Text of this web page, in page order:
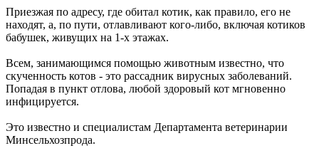
Приезжая по адресу, где обитал котик, как правило, его не
находят, а, по пути, отлавливают кого-либо, включая котиков
бабушек, живущих на 1-х этажах.
Всем, занимающимся помощью животным известно, что
скученность котов - это рассадник вирусных заболеваний.
Попадая в пункт отлова, любой здоровый кот мгновенно
инфицируется.
Это известно и специалистам Департамента ветеринарии
Минсельхозпрода.